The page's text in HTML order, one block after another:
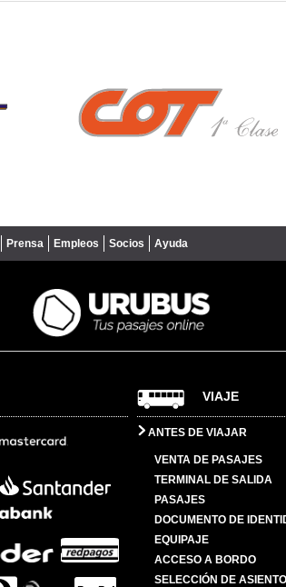
Prensa Empleos Socios Ayuda
VIAJE
ANTES DE VIAJAR
VENTA DE PASAJES
TERMINAL DE SALIDA
PASAJES
DOCUMENTO DE
EQUIPAJE
ACCESO A BORDO
SELECCIÓN DE